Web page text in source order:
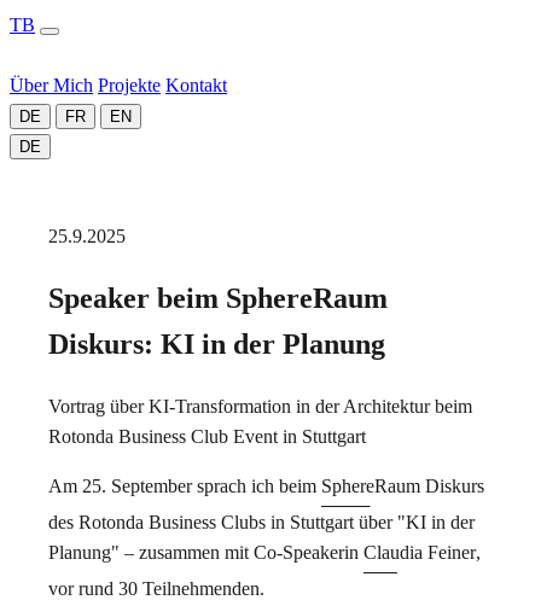
TB
Über Mich Projekte Kontakt
DE FR
EN
DE
25.9.2025
Speaker beim SphereRaum
Diskurs: KI in der Planung
Vortrag über KI-Transformation in der Architektur beim
Rotonda Business Club Event in Stuttgart
Am 25. September sprach ich beim SphereRaum Diskurs
des Rotonda Business Clubs in Stuttgart über "KI in der
Planung" – zusammen mit Co-Speakerin Claudia Feiner,
vor rund 30 Teilnehmenden.